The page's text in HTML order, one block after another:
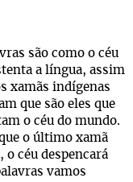
são como o céu
a língua, assim
xamãs indígenas
que são eles que
o céu do mundo.
o último xamã
o céu despencará
vamos